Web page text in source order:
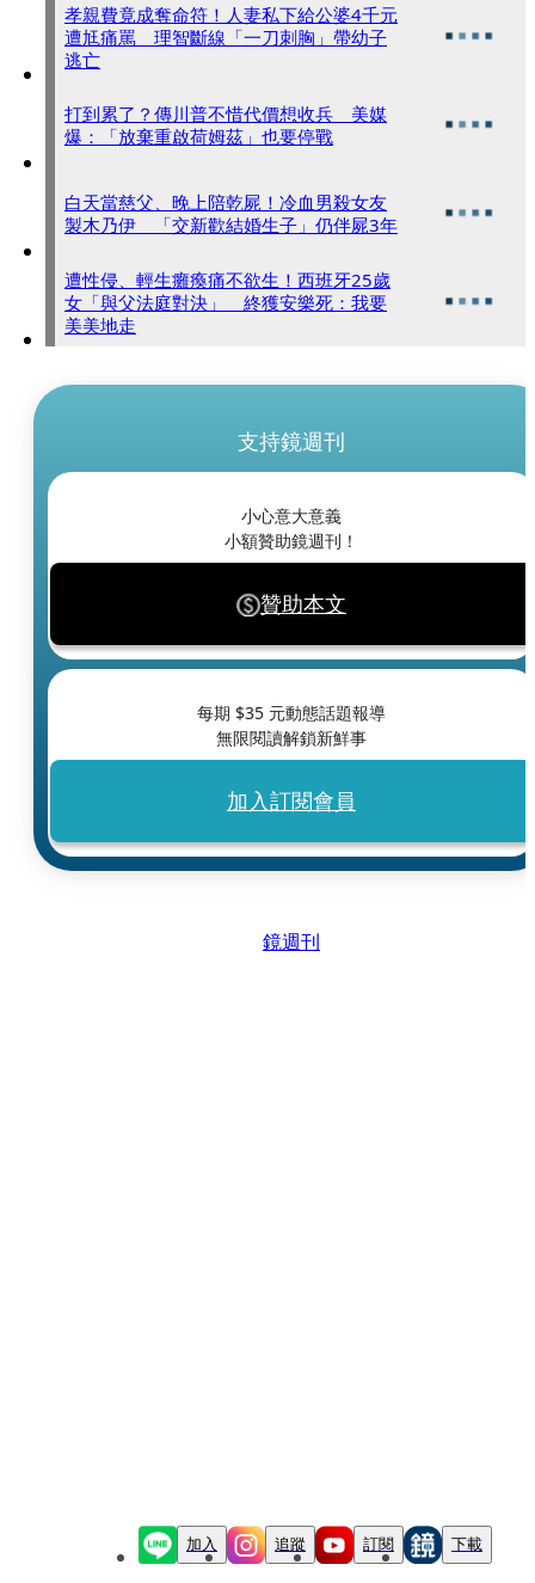
孝親費竟成奪命符！人妻私下給公婆4千元
遭尪痛罵 理智斷線「一刀刺胸」帶幼子
逃亡
打到累了？傳川普不惜代價想收兵 美媒
爆：「放棄重啟荷姆茲」也要停戰
白天當慈父、晚上陪乾屍！冷血男殺女友
製木乃伊 「交新歡結婚生子」仍伴屍3年
遭性侵、輕生癱瘓痛不欲生！西班牙25歲
女「與父法庭對決」 終獲安樂死：我要
美美地走
支持鏡週刊
小心意大意義
小額贊助鏡週刊！
贊助本文
每期 $35 元動態話題報導
無限閱讀解鎖新鮮事
加入訂閱會員
鏡週刊
加入 追蹤 訂閱 下載